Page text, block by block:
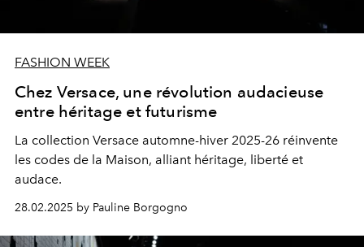
FASHION WEEK
Chez Versace, une révolution audacieuse
entre héritage et futurisme
La collection Versace automne-hiver 2025-26 réinvente
les codes de la Maison, alliant héritage, liberté et
audace.
28.02.2025 by Pauline Borgogno